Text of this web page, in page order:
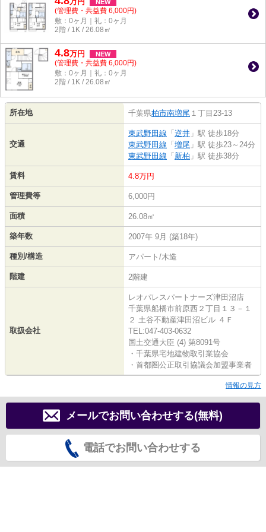
NEW
(管理費・共益費 6,000円)
敷：0ヶ月｜礼：0ヶ月
2階 / 1K / 26.08㎡
4.8万円 NEW
(管理費・共益費 6,000円)
敷：0ヶ月｜礼：0ヶ月
2階 / 1K / 26.08㎡
所在地 千葉県柏市南増尾 １丁目23-13
交通
東武野田線 「 逆井 」駅 徒歩18分
東武野田線 「 増尾 」駅 徒歩23～24分
東武野田線 「 新柏 」駅 徒歩38分
賃料 4.8万円
管理費等 6,000円
面積 26.08㎡
築年数 2007年 9月 (築18年)
種別/構造 アパート/木造
階建 2階建
取扱会社
レオパレスパートナーズ津田沼店
千葉県船橋市前原西２丁目１３－１
２ 土谷不動産津田沼ビル ４Ｆ
TEL:047-403-0632
国土交通大臣 (4) 第8091号
・千葉県宅地建物取引業協会
・首都圏公正取引協議会加盟事業者
情報の見方
メールでお問い合わせする(無料)
電話でお問い合わせする